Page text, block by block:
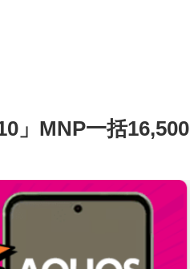
」MNP一括16,500